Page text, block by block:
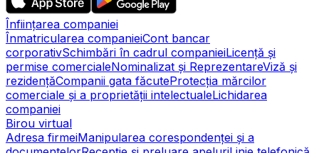
Înființarea companiei
Înmatricularea companieiCont bancar
corporativSchimbări în cadrul companieiLicență și
permise comercialeNominalizat și ReprezentareViză și
rezidențăCompanii gata făcuteProtecția mărcilor
comerciale și a proprietății intelectualeLichidarea
companiei
Birou virtual
Adresa firmeiManipularea corespondenței și a